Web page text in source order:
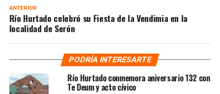
ANTERIOR
Río Hurtado celebró su Fiesta de la Vendimia en la
localidad de Serón
PODRÍA INTERESARTE
Río Hurtado conmemora aniversario 132 con
Te Deum y acto cívico